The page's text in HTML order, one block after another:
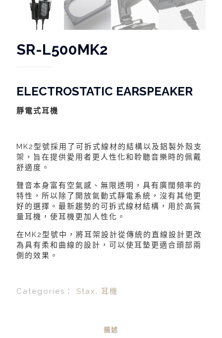
SR-L500MK2
ELECTROSTATIC EARSPEAKER
靜電式耳機
MK2型號採用了可拆式線材的結構以及鋁製外殼支
架，旨在提供愛用者更人性化和聆聽音樂時的佩戴
舒適度。
聲音本身富有空氣感、無限透明，具有廣闊頻率的
特性，所以除了開放氣動式靜電系統，沒有其他更
好的選擇。 最新趨勢的可拆式線材結構，用於高質
量耳機，使耳機更加人性化。
在MK2型號中，將耳架設計從傳統的直線設計更改
為具有柔和曲線的設計，可以使耳墊更適合頭部兩
側的效果。
Categories： Stax 耳機
描述